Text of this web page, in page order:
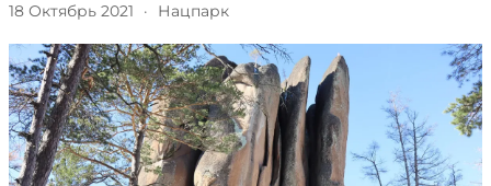
18 Октябрь 2021 · Нацпарк